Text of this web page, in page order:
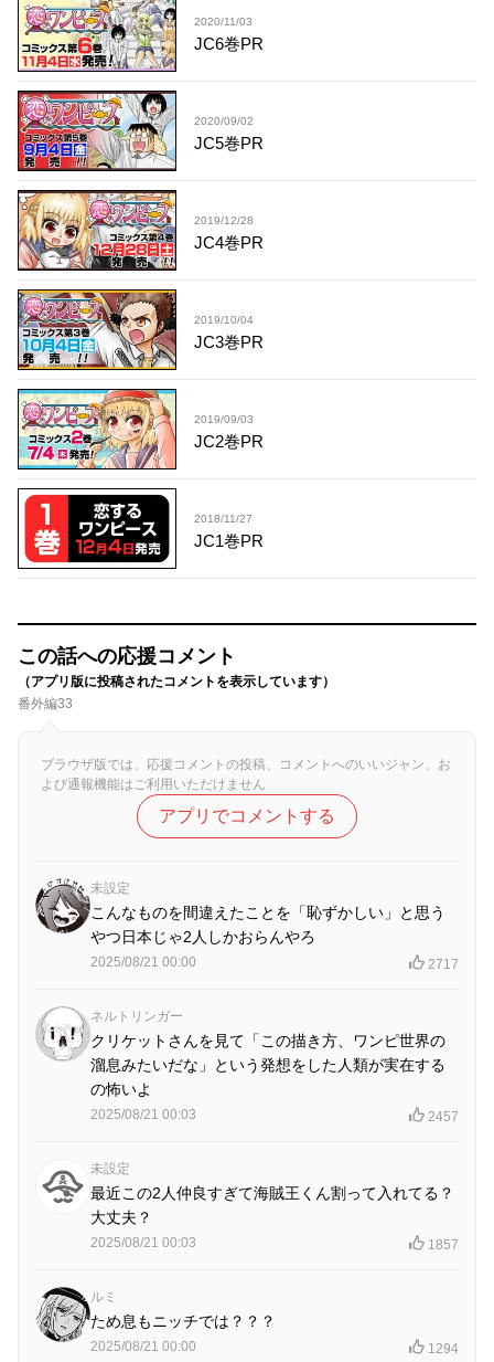
2020/11/03
JC6巻PR
2020/09/02
JC5巻PR
2019/12/28
JC4巻PR
2019/10/04
JC3巻PR
2019/09/03
JC2巻PR
2018/11/27
JC1巻PR
この話への応援コメント
（アプリ版に投稿されたコメントを表示しています）
番外編33
ブラウザ版では、応援コメントの投稿、コメントへのいいジャン、お
よび通報機能はご利用いただけません
アプリでコメントする
未設定
こんなものを間違えたことを「恥ずかしい」と思う
やつ日本じゃ2人しかおらんやろ
2025/08/21 00:00 2717
ネルトリンガー
クリケットさんを見て「この描き方、ワンピ世界の
溜息みたいだな」という発想をした人類が実在する
の怖いよ
2025/08/21 00:03 2457
未設定
最近この2人仲良すぎて海賊王くん割って入れてる？
大丈夫？
2025/08/21 00:03 1857
ルミ
ため息もニッチでは？？？
2025/08/21 00:00 1294